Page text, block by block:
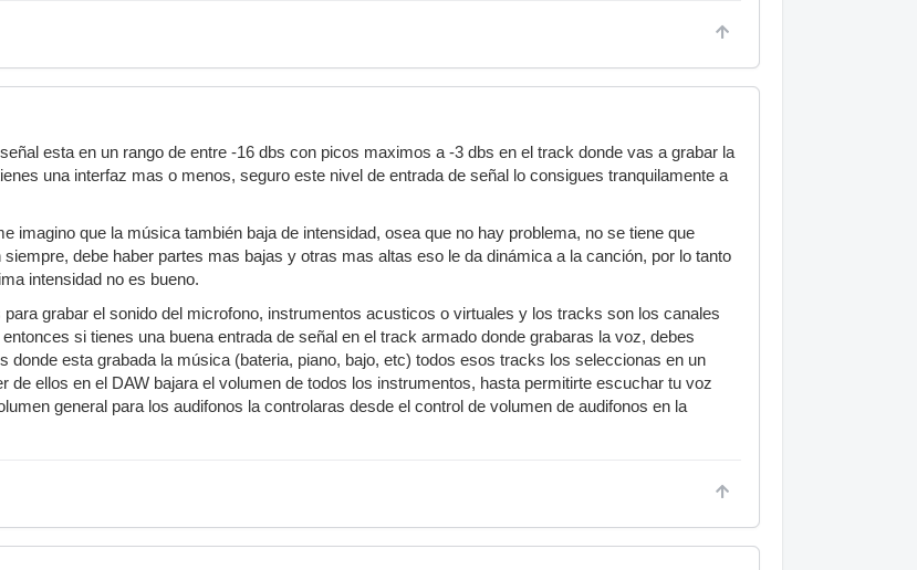
esta en un rango de entre -16 dbs con picos maximos a -3 dbs en el track donde vas a grabar la
una interfaz mas o menos, seguro este nivel de entrada de señal lo consigues tranquilamente a
imagino que la música también baja de intensidad, osea que no hay problema, no se tiene que
debe haber partes mas bajas y otras mas altas eso le da dinámica a la canción, por lo tanto
intensidad no es bueno.
grabar el sonido del microfono, instrumentos acusticos o virtuales y los tracks son los canales
si tienes una buena entrada de señal en el track armado donde grabaras la voz, debes
donde esta grabada la música (bateria, piano, bajo, etc) todos esos tracks los seleccionas en un
de ellos en el DAW bajara el volumen de todos los instrumentos, hasta permitirte escuchar tu voz
general para los audifonos la controlaras desde el control de volumen de audifonos en la